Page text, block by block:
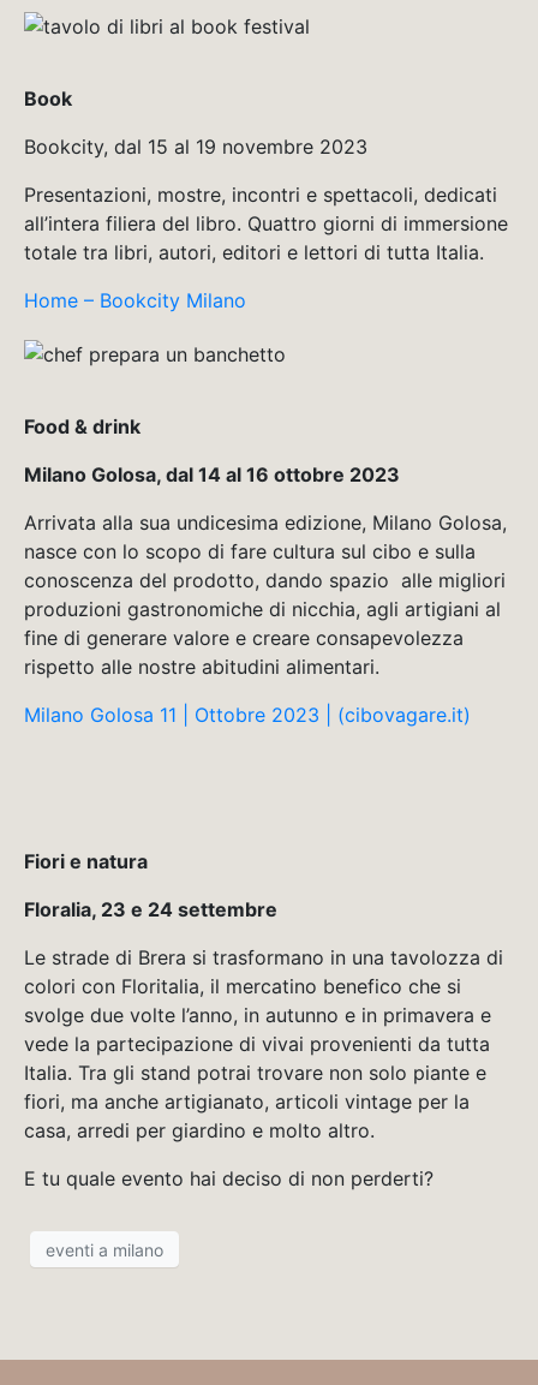
Book
Bookcity, dal 15 al 19 novembre 2023
Presentazioni, mostre, incontri e spettacoli, dedicati
all’intera filiera del libro. Quattro giorni di immersione
totale tra libri, autori, editori e lettori di tutta Italia.
Home – Bookcity Milano
Food & drink
Milano Golosa, dal 14 al 16 ottobre 2023
Arrivata alla sua undicesima edizione, Milano Golosa,
nasce con lo scopo di fare cultura sul cibo e sulla
conoscenza del prodotto, dando spazio alle migliori
produzioni gastronomiche di nicchia, agli artigiani al
fine di generare valore e creare consapevolezza
rispetto alle nostre abitudini alimentari.
Milano Golosa 11 | Ottobre 2023 | (cibovagare.it)
Fiori e natura
Floralia, 23 e 24 settembre
Le strade di Brera si trasformano in una tavolozza di
colori con Floritalia, il mercatino benefico che si
svolge due volte l’anno, in autunno e in primavera e
vede la partecipazione di vivai provenienti da tutta
Italia. Tra gli stand potrai trovare non solo piante e
fiori, ma anche artigianato, articoli vintage per la
casa, arredi per giardino e molto altro.
E tu quale evento hai deciso di non perderti?
eventi a milano